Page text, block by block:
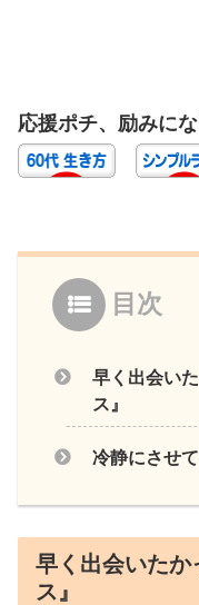
応援ポチ、励みにな
目次
早く出会い
ス』
冷静にさせ
早く出会いたか
ス』